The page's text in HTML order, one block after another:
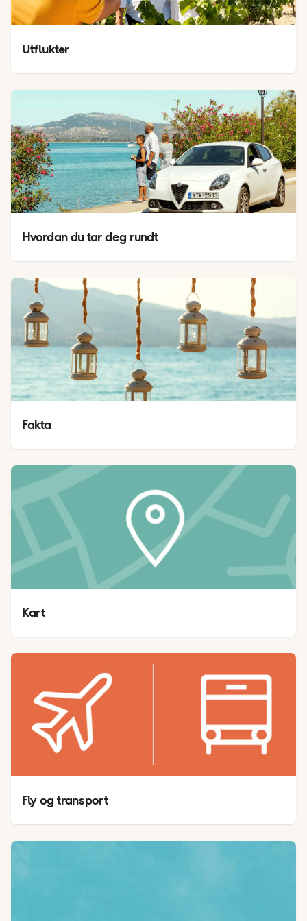
Utflukter
Hvordan du tar deg rundt
Fakta
Kart
Fly og transport